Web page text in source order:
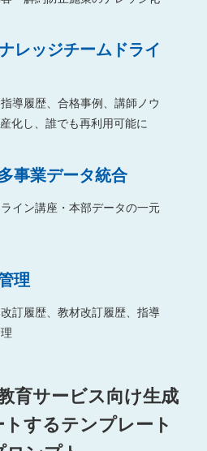
レッジチームドライ
導履歴、合格事例、講師ノウ
化し、誰でも再利用可能に
事業データ統合
イン講座・本部データの一元
理
訂履歴、教材改訂履歴、指導
育サービス向け生成
するテンプレート